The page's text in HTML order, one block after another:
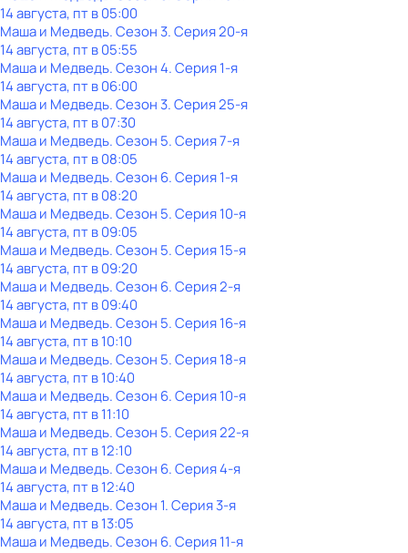
14 августа, пт в 05:00
Маша и Медведь. Сезон 3. Серия 20-я
14 августа, пт в 05:55
Маша и Медведь. Сезон 4. Серия 1-я
14 августа, пт в 06:00
Маша и Медведь. Сезон 3. Серия 25-я
14 августа, пт в 07:30
Маша и Медведь. Сезон 5. Серия 7-я
14 августа, пт в 08:05
Маша и Медведь. Сезон 6. Серия 1-я
14 августа, пт в 08:20
Маша и Медведь. Сезон 5. Серия 10-я
14 августа, пт в 09:05
Маша и Медведь. Сезон 5. Серия 15-я
14 августа, пт в 09:20
Маша и Медведь. Сезон 6. Серия 2-я
14 августа, пт в 09:40
Маша и Медведь. Сезон 5. Серия 16-я
14 августа, пт в 10:10
Маша и Медведь. Сезон 5. Серия 18-я
14 августа, пт в 10:40
Маша и Медведь. Сезон 6. Серия 10-я
14 августа, пт в 11:10
Маша и Медведь. Сезон 5. Серия 22-я
14 августа, пт в 12:10
Маша и Медведь. Сезон 6. Серия 4-я
14 августа, пт в 12:40
Маша и Медведь. Сезон 1. Серия 3-я
14 августа, пт в 13:05
Маша и Медведь. Сезон 6. Серия 11-я